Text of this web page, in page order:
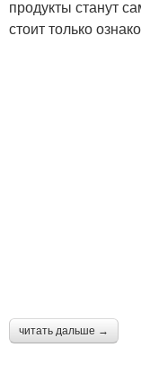
продукты станут
стоит только
читать дальше →